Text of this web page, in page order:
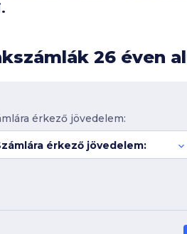
26 éven
érkező jövedelem:
érkező jövedelem: